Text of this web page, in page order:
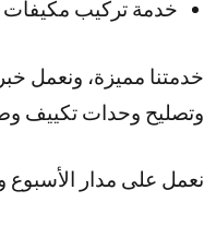
خدمة تركيب
خدمتنا مميزة، ونعمل
وتصليح وحدات تكييف
نعمل على مدار الأسبوع وعلى